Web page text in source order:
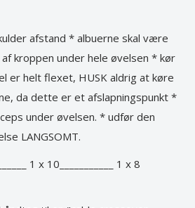
afstand * albuerne skal være
kroppen under hele øvelsen * kør
er helt flexet, HUSK aldrig at køre
da dette er et afslapningspunkt *
under øvelsen. * udfør den
LANGSOMT.
1 x 10___________ 1 x 8